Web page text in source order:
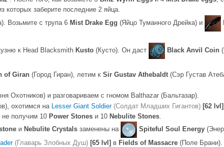
которых заберите последние 2 яйца.
Возьмите с трупа 6 Mist Drake Egg (Яйцо Туманного Дрейка) и
к Head Blacksmith Kusto (Кусто). Он даст Black Anvil Coin
of Giran (Город Гиран), летим к Sir Gustav Athebaldt(Сэр Густав
Охотников) и разговариваем с гномом Balthazar (Бальтазар).
охотимся на Lesser Giant Soldier (Солдат Младших Гигантов) [62 lvl]
не получим 10 Power Stones и 10 Nebulite Stones.
и Nebulite Crystals заменены на Spiteful Soul Energy
(Главарь Злобных Душ) [65 lvl] в Fields of Massacre (Поле Брани).